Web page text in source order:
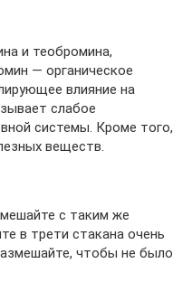
и теобромина,
— органическое
влияние на
слабое
системы. Кроме того,
веществ.
с таким же
в трети стакана очень
чтобы не было